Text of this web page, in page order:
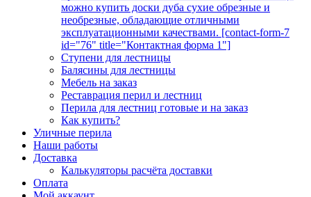
можно купить доски дуба сухие обрезные и
необрезные, обладающие отличными
эксплуатационными качествами. [contact-form-7
id="76" title="Контактная форма 1"]
Ступени для лестницы
Балясины для лестницы
Мебель на заказ
Реставрация перил и лестниц
Перила для лестниц готовые и на заказ
Как купить?
Уличные перила
Наши работы
Доставка
Калькуляторы расчёта доставки
Оплата